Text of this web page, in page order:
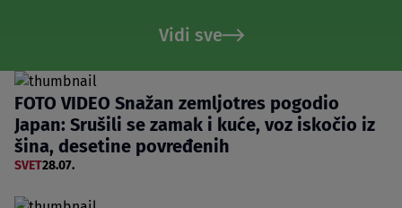
Vidi sve
FOTO VIDEO Snažan zemljotres pogodio
Japan: Srušili se zamak i kuće, voz iskočio iz
šina, desetine povređenih
SVET28.07.